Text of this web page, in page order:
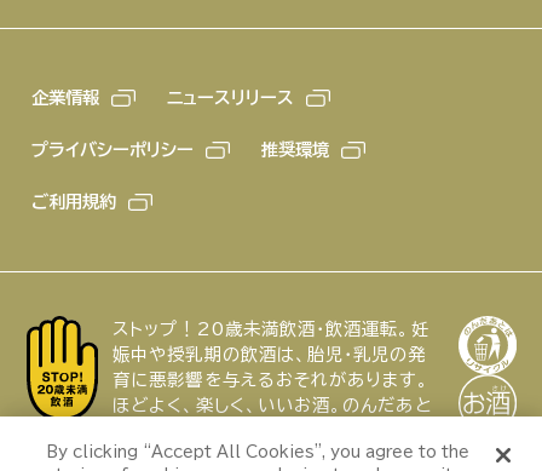
特集
企業情報 ニュースリリース
プライバシーポリシー 推奨環境
ご利用規約
ストップ！20歳未満飲酒・飲酒運転。妊
娠中や授乳期の飲酒は、胎児・乳児の発
育に悪影響を与えるおそれがあります。
ほどよく、楽しく、いいお酒。のんだあと
By clicking “Accept All Cookies”, you agree to the